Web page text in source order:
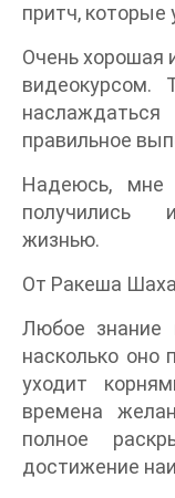
притч, которые
Очень хорошая
видеокурсом.
правильное
Надеюсь, мне
получились
жизнью.
От Ракеша
Любое знание
насколько оно
уходит
времена
полное
достижение